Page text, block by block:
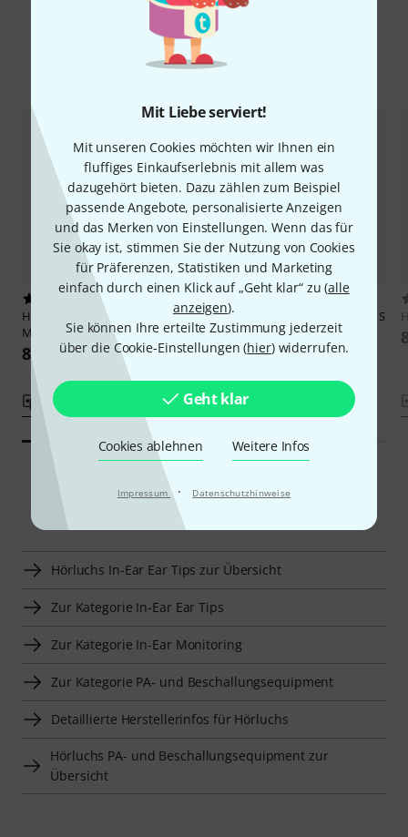
Mit Liebe serviert!
Mit unseren Cookies möchten wir Ihnen ein
fluffiges Einkaufserlebnis mit allem was
dazugehört bieten. Dazu zählen zum Beispiel
passende Angebote, personalisierte Anzeigen
und das Merken von Einstellungen. Wenn das für
Sie okay ist, stimmen Sie der Nutzung von Cookies
für Präferenzen, Statistiken und Marketing
einfach durch einen Klick auf „Geht klar“ zu (alle
anzeigen).
Sie können Ihre erteilte Zustimmung jederzeit
über die Cookie-Einstellungen (hier) widerrufen.
Geht klar
Cookies ablehnen Weitere Infos
Impressum · Datenschutzhinweise
Alternativen vergleichen
9
Hörluchs
Memory Foam Dome
M
8,90 €
Vergleichen
Hörluchs Memory Foam Dome S
8,90 €
Vergleichen
Smart Navigator
Hörluchs In-Ear Ear Tips zur Übersicht
Zur Kategorie In-Ear Ear Tips
Zur Kategorie In-Ear Monitoring
Zur Kategorie PA- und Beschallungsequipment
Detaillierte Herstellerinfos für Hörluchs
Hörluchs PA- und Beschallungsequipment zur
Übersicht